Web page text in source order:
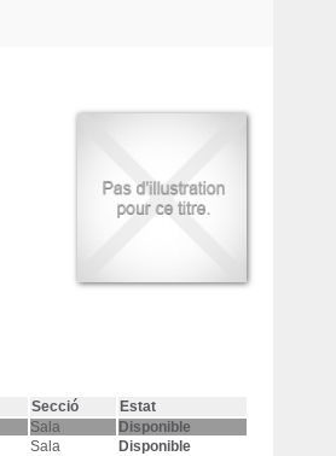
Secció
Estat
Sala
Disponible
Sala Disponible